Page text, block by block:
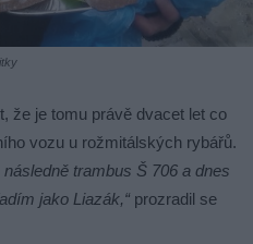
že je tomu právě dvacet let co
vozu u rožmitálských rybářů.
trambus Š 706 a dnes
jako Liazák,“ prozradil se